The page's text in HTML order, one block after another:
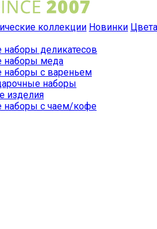
коллекции Новинки Цвета
деликатесов
наборы меда
наборы с вареньем
наборы
изделия
наборы с чаем/кофе